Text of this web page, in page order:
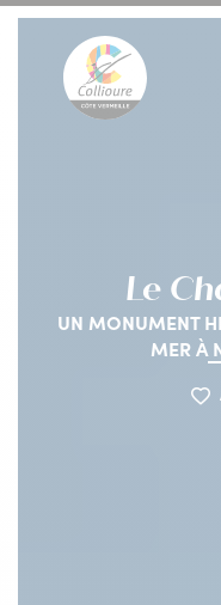
Le
UN MONUMENT
MER À